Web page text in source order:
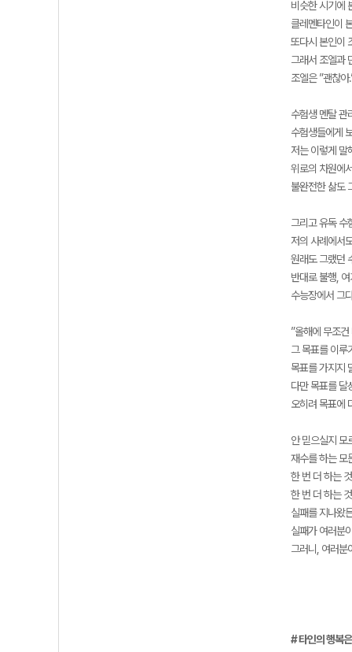
비슷한 시기에
클레멘타인이
또다시 본인이
그래서 조엘과
조엘은 ”괜찮
수험생 멘탈 관
수험생들에게
저는 이렇게 말
위로의 차원에
불완전한 삶도
그리고 유독 수
저의 사례에서
원래도 그랬던
반대로 불행,
수능장에서 그
”올해에 무조
그 목표를 이루
목표를 가지지
다만 목표를 달
오히려 목표에
안 믿으실지 모
재수를 하는 모
한 번 더 하는
한 번 더 하는
실패를 지나왔
실패가 여러분
그러니, 여러분
# 타인의 행복